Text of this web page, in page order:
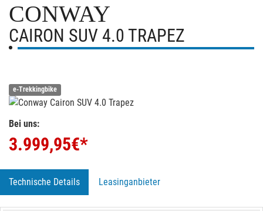
CONWAY
CAIRON SUV 4.0 TRAPEZ
e-Trekkingbike
Bei uns:
3.999,95€*
Technische Details Leasinganbieter